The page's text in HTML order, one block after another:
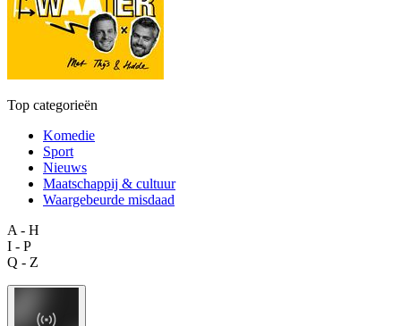
Top categorieën
Komedie
Sport
Nieuws
Maatschappij & cultuur
Waargebeurde misdaad
A - H
I - P
Q - Z